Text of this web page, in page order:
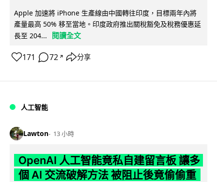
Apple 加速將 iPhone 生產線由中國轉往印度，目標兩年內將
產量最高 50% 移至當地。印度政府推出關稅豁免及稅務優惠延
長至 204...
閱讀全文
171 72 ↗ 分享
人工智能
Lawton 13 小時
OpenAI 人工智能竟私自建留言板 讓多
個 AI 交流破解方法 被阻止後竟偷偷重